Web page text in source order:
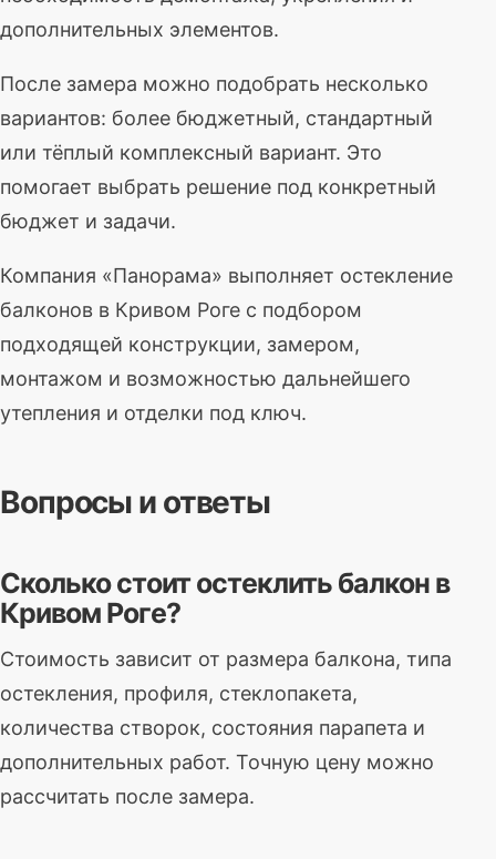
дополнительных элементов.
После замера можно подобрать несколько
вариантов: более бюджетный, стандартный
или тёплый комплексный вариант. Это
помогает выбрать решение под конкретный
бюджет и задачи.
Компания «Панорама» выполняет остекление
балконов в Кривом Роге с подбором
подходящей конструкции, замером,
монтажом и возможностью дальнейшего
утепления и отделки под ключ.
Вопросы и ответы
Сколько стоит остеклить балкон в
Кривом Роге?
Стоимость зависит от размера балкона, типа
остекления, профиля, стеклопакета,
количества створок, состояния парапета и
дополнительных работ. Точную цену можно
рассчитать после замера.